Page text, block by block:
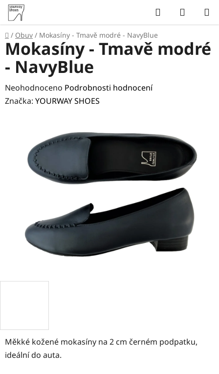
Přejít
obsah
Hledat
KOŠÍK
Domů
/ Obuv / Mokasíny - Tmavě modré - NavyBlue
Měkké kožené mokasíny na 2 cm černém podpatku,
ideální do auta.
Mokasíny - Tmavě modré
- NavyBlue
Průměrné
hodnocení
hvězdiček.
Neohodnoceno Podrobnosti hodnocení
Značka: YOURWAY SHOES